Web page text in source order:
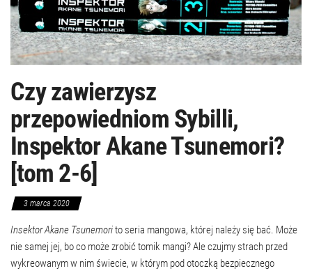
Czy zawierzysz
przepowiedniom Sybilli,
Inspektor Akane Tsunemori?
[tom 2-6]
3 marca 2020
Insektor Akane Tsunemorito seria mangowa, której należy się bać. Może
nie samej jej, bo co może zrobić tomik mangi? Ale czujmy strach przed
wykreowanym w nim świecie, w którym pod otoczką bezpiecznego